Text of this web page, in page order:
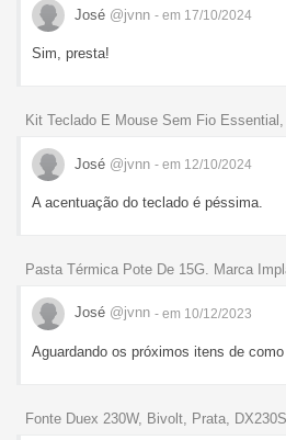
José @jvnn - em 17/10/2024
Sim, presta!
Kit Teclado E Mouse Sem Fio
José @jvnn - em 12/10/2024
A acentuação do teclado é péssima.
Pasta Térmica Pote De 15G. Marca
José @jvnn - em 10/12/2023
Aguardando os próximos itens de
Fonte Duex 230W, Bivolt, Prata,